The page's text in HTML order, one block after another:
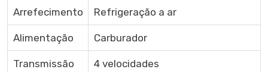
Arrefecimento Refrigeração a ar
Alimentação Carburador
Transmissão 4 velocidades